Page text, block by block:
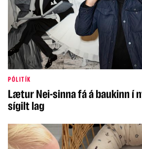
PÓLITÍK
Lætur Nei-sinna fá á baukinn í
sígilt lag